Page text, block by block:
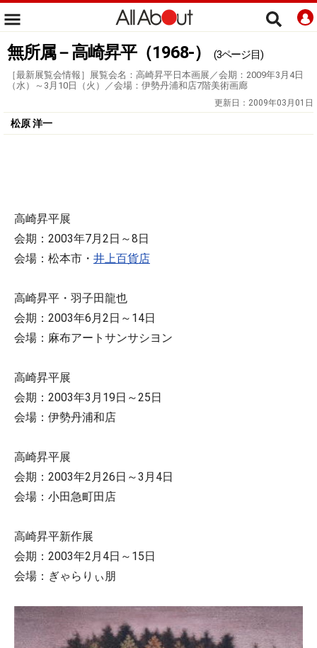
無所属－高崎昇平（1968-） (3ページ目)
［最新展覧会情報］展覧会名：高崎昇平日本画展／会期：2009年3月4日
（水）～3月10日（火）／会場：伊勢丹浦和店7階美術画廊
更新日： 2009年03月01日
松原 洋一
高崎昇平展
会期：2003年7月2日～8日
会場：松本市・ 井上百貨店
高崎昇平・羽子田龍也
会期：2003年6月2日～14日
会場：麻布アートサンサシヨン
高崎昇平展
会期：2003年3月19日～25日
会場：伊勢丹浦和店
高崎昇平展
会期：2003年2月26日～3月4日
会場：小田急町田店
高崎昇平新作展
会期：2003年2月4日～15日
会場：ぎゃらりぃ朋